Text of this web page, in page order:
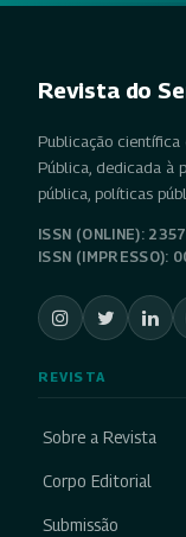
Revista do
Publicação
Pública, dedicada à
pública, políticas
ISSN (ONLINE):
ISSN (IMPRESSO):
REVISTA
Sobre a Revista
Corpo Editorial
Submissão